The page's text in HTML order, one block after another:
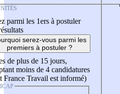
parmi les 1ers à postuler
serez-vous parmi les
premiers à postuler ?
de plus de 15 jours,
moins de 4 candidatures
France Travail est informé)